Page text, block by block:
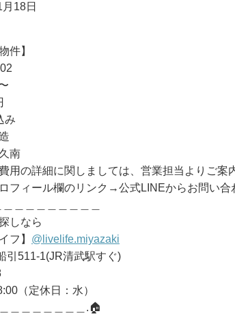
18日
件】
み
南
用の詳細に関しましては、営業担当よりご案
フィール欄のリンク→公式LINEからお問い合
＿＿＿＿＿＿＿＿
しなら
フ】 @livelife.miyazaki
引511-1(JR清武駅すぐ)
（定休日：水）
＿＿＿＿＿＿＿.🏠